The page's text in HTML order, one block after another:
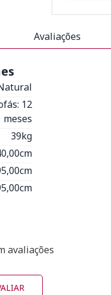
Avaliações
12
meses
39kg
avaliações